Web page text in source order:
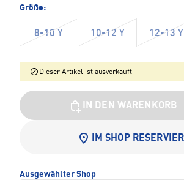
Größe:
8-10 Y 10-12 Y 12-13 Y
Dieser Artikel ist ausverkauft
IN DEN WARENKORB
IM SHOP
Ausgewählter Shop